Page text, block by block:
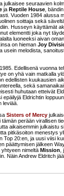
julkaisee seuraavien
ja Reptile House,
Vuoden 1984 alussa
soittaja sekä
Husseyn käyttämät
elementti joka nyt
luoneeksi aivan
on hieman Joy
usein melodista,
Edellisenä vuonna
on yhä vain matkalla
edellisten kuukausien
sekä
huhutaan etteivät
epäilyjä Eldrichtin
leviää.
Sisters of Mercy
perään virallisen
aikaisemmin julkaistu
pitkäsoiton menestys
Top 20:en, ja uusi viisi
päättymisen jälkeen
nimeltä Mission,
Näin Andrew Eldritch